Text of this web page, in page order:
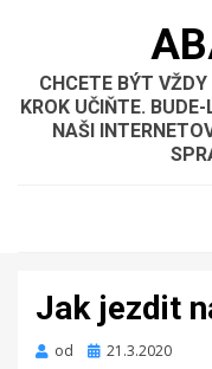
CHCETE BÝT
KROK UČIŇTE.
NAŠI
Jak jezdit
od
Zveřejněno
21.3.2020